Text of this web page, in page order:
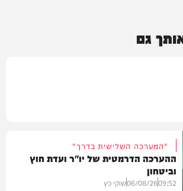
גם
"המערכה השלישית בדרך"
ההערכה הדרמטית של יו"ר ועדת חוץ
וביטחון
09:52
06/08/26שוקי כץ